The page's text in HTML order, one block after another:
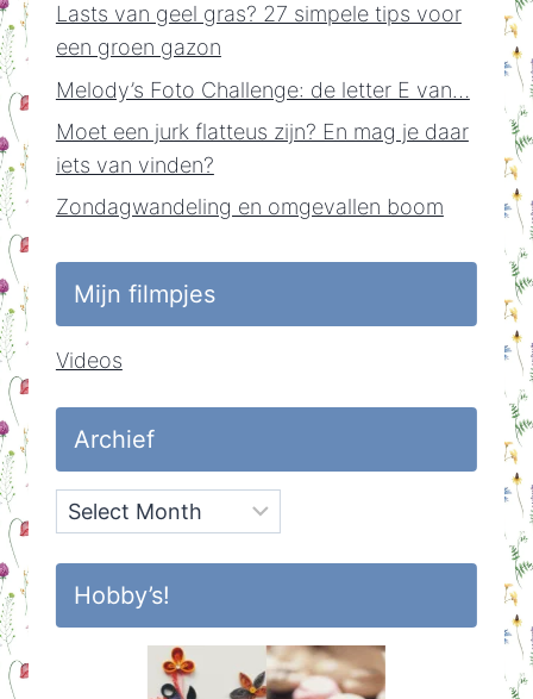
Lasts van geel gras? 27 simpele tips voor
een groen gazon
Melody’s Foto Challenge: de letter E van…
Moet een jurk flatteus zijn? En mag je daar
iets van vinden?
Zondagwandeling en omgevallen boom
Mijn filmpjes
Videos
Archief
Archief
Hobby’s!